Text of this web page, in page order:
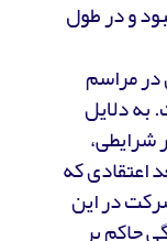
و در طول
در مراسم
به دلایل
شرایطی،
اعتقادی که
در این
حاکم بر